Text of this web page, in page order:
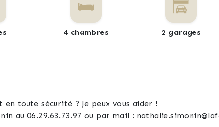
4 chambres 2 garages
toute sécurité ? Je peux vous aider !
au 06.29.63.73.97 ou par mail :